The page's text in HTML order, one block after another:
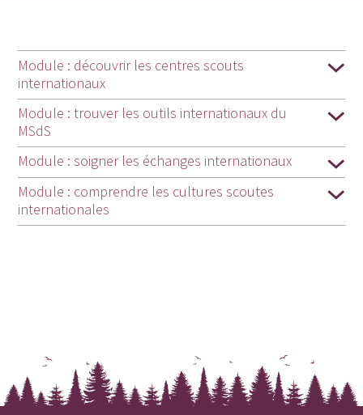
Module : découvrir les centres scouts
internationaux
Module : trouver les outils internationaux du
MSdS
Module : soigner les échanges internationaux
Module : comprendre les cultures scoutes
internationales